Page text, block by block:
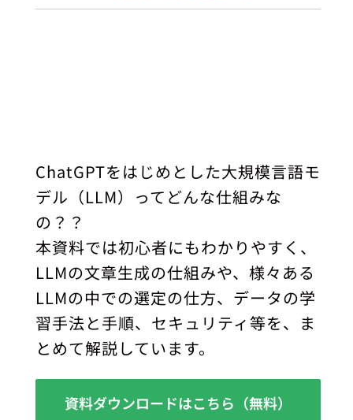
ChatGPTをはじめとした大規模言語モ
デル（LLM）ってどんな仕組みな
の？？
本資料では初心者にもわかりやすく、
LLMの文章生成の仕組みや、様々ある
LLMの中での選定の仕方、データの学
習手法と手順、セキュリティ等を、ま
とめて解説しています。
資料ダウンロードはこちら（無料）